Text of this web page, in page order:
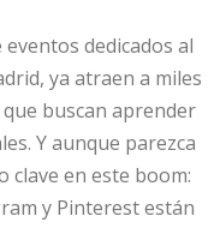
dedicados al
ya atraen a miles
buscan aprender
Y aunque parezca
clave en este boom:
y Pinterest están